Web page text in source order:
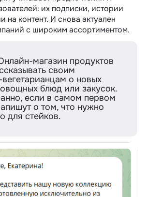
их подписки, истории
на контент. И снова актуален
с широким ассортиментом.
магазин продуктов
своим
о новых
блюд или закусок.
если в самом первом
о том, что нужно
для стейков.